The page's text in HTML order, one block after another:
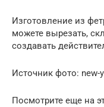
Изготовление из
можете вырезать,
создавать
Источник фото: new-
Посмотрите еще на